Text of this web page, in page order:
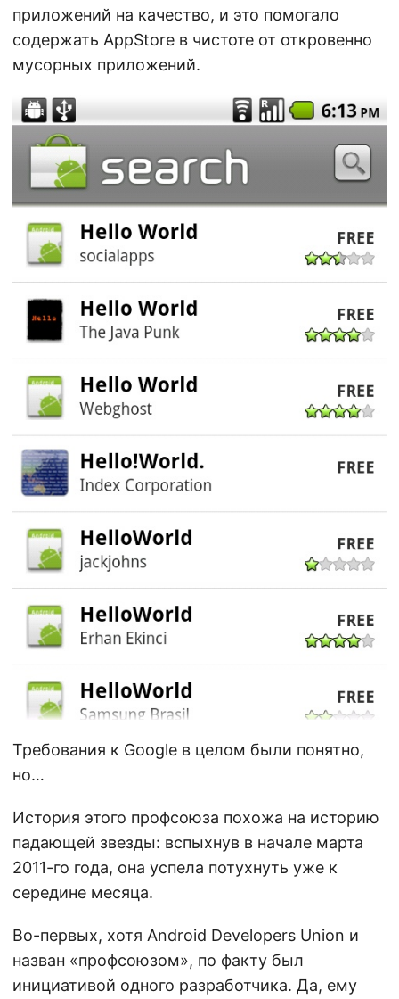
приложений на качество, и это помогало
содержать AppStore в чистоте от откровенно
мусорных приложений.
Требования к Google в целом были понятно,
но…
История этого профсоюза похожа на историю
падающей звезды: вспыхнув в начале марта
2011-го года, она успела потухнуть уже к
середине месяца.
Во-первых, хотя Android Developers Union и
назван «профсоюзом», по факту был
инициативой одного разработчика. Да, ему